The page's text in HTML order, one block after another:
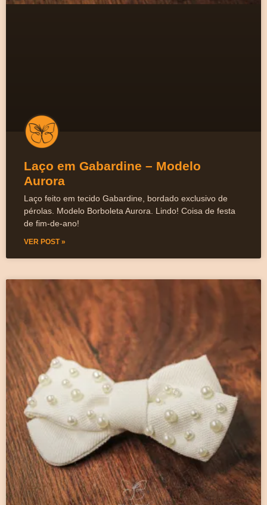
Laço em Gabardine – Modelo
Aurora
Laço feito em tecido Gabardine, bordado exclusivo de
pérolas. Modelo Borboleta Aurora. Lindo! Coisa de festa
de fim-de-ano!
VER POST »